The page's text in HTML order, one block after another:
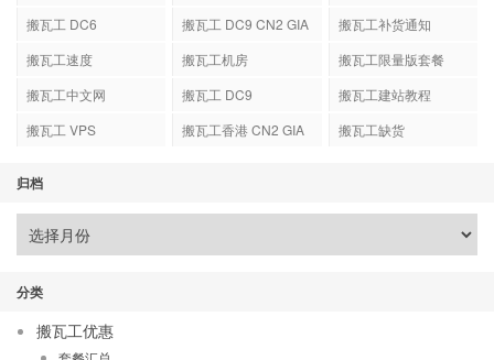
搬瓦工 DC6
搬瓦工 DC9 CN2 GIA
搬瓦工补货通知
搬瓦工速度
搬瓦工机房
搬瓦工限量版套餐
搬瓦工中文网
搬瓦工 DC9
搬瓦工建站教程
搬瓦工 VPS
搬瓦工香港 CN2 GIA 搬瓦工缺货
归档
分类
搬瓦工优惠